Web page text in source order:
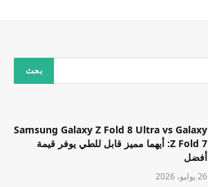
Samsung Galaxy Z Fold 8 Ultra vs Galaxy
Z Fold 7: أيهما مميز قابل للطي يوفر قيمة
أفضل
26 يوليو، 2026